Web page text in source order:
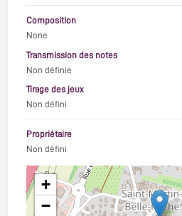
Composition
None
Transmission des notes
Non définie
Tirage des jeux
Non défini
Propriétaire
Non défini
+
−